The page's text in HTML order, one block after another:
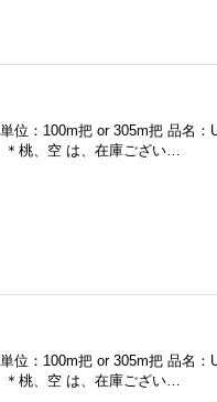
：100m把 or 305m把 品名：
空 は、在庫ござい…
：100m把 or 305m把 品名：
空 は、在庫ござい…